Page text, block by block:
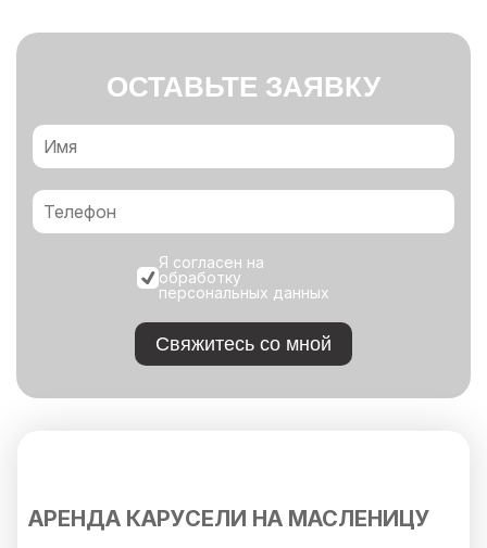
ОСТАВЬТЕ ЗАЯВКУ
Я согласен на
обработку
персональных данных
Свяжитесь со мной
АРЕНДА КАРУСЕЛИ НА МАСЛЕНИЦУ